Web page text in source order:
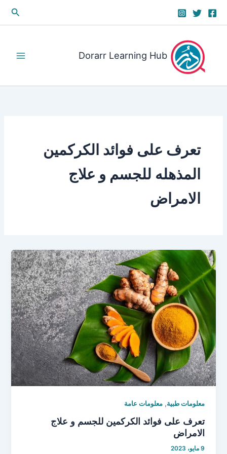
Dorarr Learning Hub
تعرف على فوائد الكركمين
المذهله للجسم و علاج
الامراض
معلومات طبية,معلومات عامة
تعرف على فوائد الكركمين للجسم و علاج
الامراض
9 مايو، 2023